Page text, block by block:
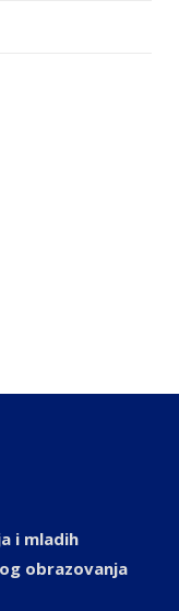
i mladih
obrazovanja